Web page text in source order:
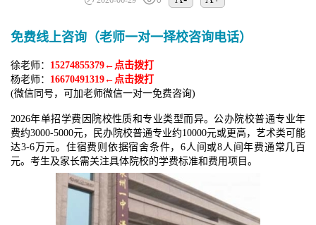
免费线上咨询（老师一对一择校咨询电话）
徐老师： 15274855379←点击拨打
杨老师： 16670491319←点击拨打
(微信同号，可加老师微信一对一免费咨询)
2026年单招学费因院校性质和专业类型而异。公办院校普通专业年
费约3000-5000元，民办院校普通专业约10000元或更高，艺术类可能
达3-6万元。住宿费则依据宿舍条件，6人间或8人间年费通常几百
元。考生及家长需关注具体院校的学费标准和费用项目。